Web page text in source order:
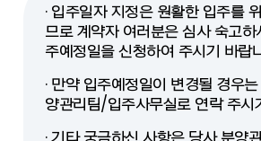
· 입주일자 지정은 원활한 입주를
므로 계약자 여러분은 심사 숙고하
주예정일을 신청하여 주시기 바랍
· 만약 입주예정일이 변경될 경우
양관리팀/입주사무실로 연락 주시